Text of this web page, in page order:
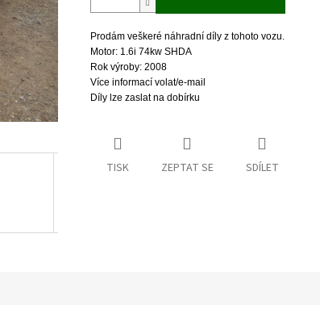
Prodám veškeré náhradní díly z tohoto vozu.
Motor: 1.6i 74kw SHDA
Rok výroby: 2008
Více informací volat/e-mail
Díly lze zaslat na dobírku
TISK ZEPTAT SE SDÍLET